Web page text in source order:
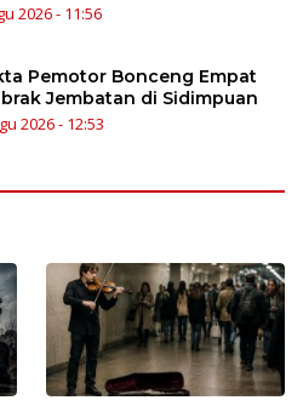
2026 - 11:56
Pemotor Bonceng Empat
Jembatan di Sidimpuan
2026 - 12:53